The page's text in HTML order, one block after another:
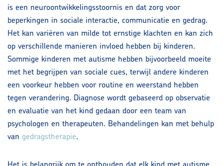
Doelgroepen
Aanmelden
is een neuroontwikkelingsstoornis en dat zorg voor
beperkingen in sociale interactie, communicatie en gedrag.
Het kan variëren van milde tot ernstige klachten en kan zich
op verschillende manieren invloed hebben bij kinderen.
Sommige kinderen met autisme hebben bijvoorbeeld moeite
met het begrijpen van sociale cues, terwijl andere kinderen
een voorkeur hebben voor routine en weerstand hebben
tegen verandering. Diagnose wordt gebaseerd op observatie
en evaluatie van het kind gedaan door een team van
psychologen en therapeuten. Behandelingen kan met behulp
van gedragstherapie.